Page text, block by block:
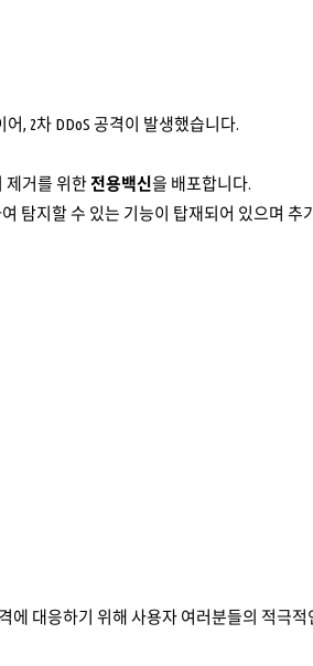
, 2차 DDoS 공격이 발생했습니다.
제거를 위한전용백신을 배포합니다.
탐지할 수 있는 기능이 탑재되어 있으며
에 대응하기 위해 사용자 여러분들의 적극